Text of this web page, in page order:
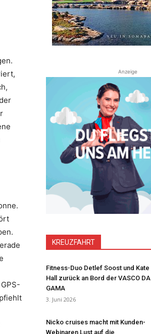
Anzeige
KREUZFAHRT
Fitness-Duo Detlef Soost und Kate
Hall zurück an Bord der VASCO DA
GAMA
3. Juni 2026
Nicko cruises macht mit Kunden-
Webinaren Lust auf die